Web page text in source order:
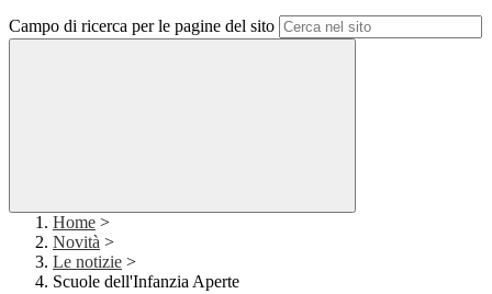
Campo di ricerca per le pagine del sito
Home >
Novità >
Le notizie >
Scuole dell'Infanzia Aperte